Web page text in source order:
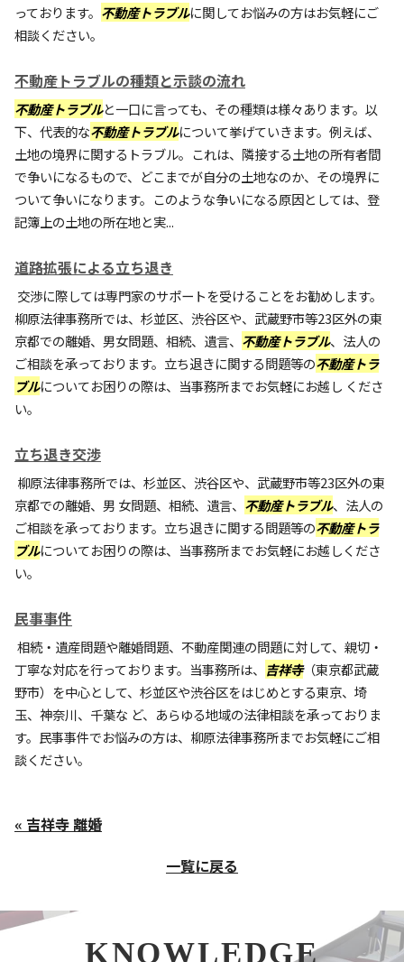
っております。 不動産トラブルに関してお悩みの方はお気軽にご
相談ください。
不動産トラブルの種類と示談の流れ
不動産トラブルと一口に言っても、その種類は様々あります。以
下、代表的な不動産トラブルについて挙げていきます。例えば、
土地の境界に関するトラブル。これは、隣接する土地の所有者間
で争いになるもので、どこまでが自分の土地なのか、その境界に
ついて争いになります。このような争いになる原因としては、登
記簿上の土地の所在地と実...
道路拡張による立ち退き
交渉に際しては専門家のサポートを受けることをお勧めします。
柳原法律事務所では、杉並区、渋谷区や、武蔵野市等23区外の東
京都での離婚、男女問題、相続、遺言、 不動産トラブル、法人の
ご相談を承っております。立ち退きに関する問題等の不動産トラ
ブルについてお困りの際は、当事務所までお気軽にお越し くださ
い。
立ち退き交渉
柳原法律事務所では、杉並区、渋谷区や、武蔵野市等23区外の東
京都での離婚、男 女問題、相続、遺言、 不動産トラブル、法人の
ご相談を承っております。立ち退きに関する問題等の不動産トラ
ブルについてお困りの際は、当事務所までお気軽にお越しくださ
い。
民事事件
相続・遺産問題や離婚問題、不動産関連の問題に対して、親切・
丁寧な対応を行っております。当事務所は、 吉祥寺（東京都武蔵
野市）を中心として、杉並区や渋谷区をはじめとする東京、埼
玉、神奈川、千葉な ど、あらゆる地域の法律相談を承っておりま
す。民事事件でお悩みの方は、柳原法律事務所までお気軽にご相
談ください。
« 吉祥寺 離婚
一覧に戻る
KNOWLEDGE